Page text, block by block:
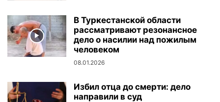
В Туркестанской области
рассматривают резонансное
дело о насилии над пожилым
человеком
08.01.2026
Избил отца до смерти: дело
направили в суд